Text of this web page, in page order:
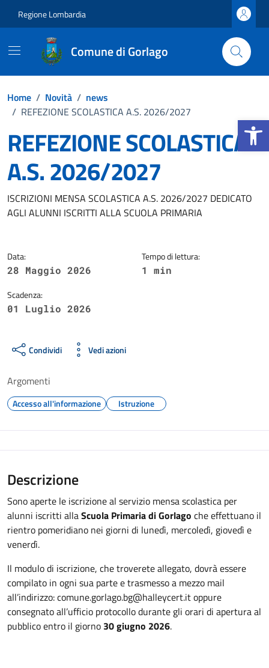
Apri la
Regione Lombardia
Comune di Gorlago
Home / Novità / news
/ REFEZIONE SCOLASTICA A.S. 2026/2027
REFEZIONE SCOLASTICA
A.S. 2026/2027
Dettagli della notizia
ISCRIZIONI MENSA SCOLASTICA A.S. 2026/2027 DEDICATO
AGLI ALUNNI ISCRITTI ALLA SCUOLA PRIMARIA
Data:
28 Maggio 2026
Scadenza:
01 Luglio 2026
Tempo di lettura:
1 min
Condividi Vedi azioni
Argomenti
Accesso all'informazione Istruzione
Descrizione
Sono aperte le iscrizione al servizio mensa scolastica per
alunni iscritti allaScuola Primaria di Gorlago che effettuano il
rientro pomeridiano nei giorni di lunedì, mercoledì, giovedì e
venerdì.
Il modulo di iscrizione, che troverete allegato, dovrà essere
compilato in ogni sua parte e trasmesso a mezzo mail
all’indirizzo: comune.gorlago.bg@halleycert.it oppure
consegnato all’ufficio protocollo durante gli orari di apertura al
pubblico entro il giorno 30 giugno 2026.